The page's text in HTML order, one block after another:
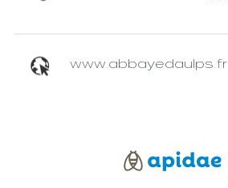
www.abbayedaulps.fr